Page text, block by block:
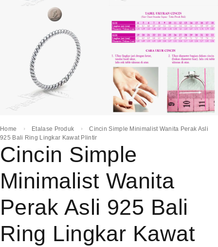
Home Etalase Produk
Cincin Simple Minimalist Wanita Perak Asli
925 Bali Ring Lingkar Kawat Plintir
Cincin Simple
Minimalist Wanita
Perak Asli 925 Bali
Ring Lingkar Kawat